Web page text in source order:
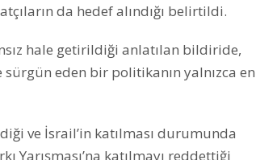
da hedef alındığı belirtildi.
hale getirildiği anlatılan bildiride,
eden bir politikanın yalnızca en
ve İsrail’in katılması durumunda
Yarışması’na katılmayı reddettiği